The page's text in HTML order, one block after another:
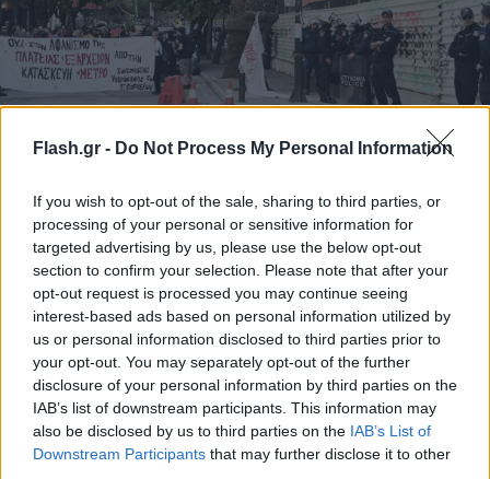
Flash.gr - Do Not Process My Personal Information
If you wish to opt-out of the sale, sharing to third parties, or
processing of your personal or sensitive information for
targeted advertising by us, please use the below opt-out
section to confirm your selection. Please note that after your
opt-out request is processed you may continue seeing
interest-based ads based on personal information utilized by
us or personal information disclosed to third parties prior to
your opt-out. You may separately opt-out of the further
disclosure of your personal information by third parties on the
IAB’s list of downstream participants. This information may
also be disclosed by us to third parties on the IAB’s List of
Downstream Participants that may further disclose it to other
διαμαρτύρονται για τα δέντρα
07.11.2023 08:01
Συντακτική
Ομάδα
Flash.gr